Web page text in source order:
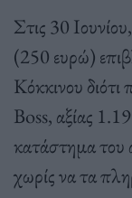
Στις 30
(250 ευρώ)
Κόκκινου
Boss, αξίας
κατάστημα του
χωρίς να τα